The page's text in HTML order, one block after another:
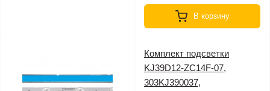
В корзину
Комплект подсветки
KJ39D12-ZC14F-07,
303KJ390037,